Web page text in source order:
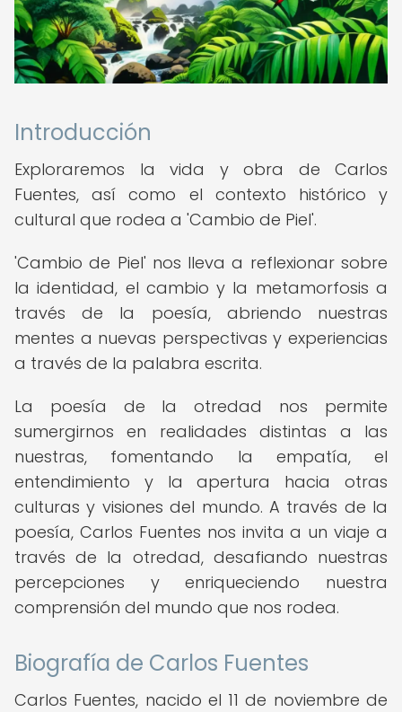
Introducción
Exploraremos la vida y obra de Carlos
Fuentes, así como el contexto histórico y
cultural que rodea a 'Cambio de Piel'.
'Cambio de Piel' nos lleva a reflexionar sobre
la identidad, el cambio y la metamorfosis a
través de la poesía, abriendo nuestras
mentes a nuevas perspectivas y experiencias
a través de la palabra escrita.
La poesía de la otredad nos permite
sumergirnos en realidades distintas a las
nuestras, fomentando la empatía, el
entendimiento y la apertura hacia otras
culturas y visiones del mundo. A través de la
poesía, Carlos Fuentes nos invita a un viaje a
través de la otredad, desafiando nuestras
percepciones y enriqueciendo nuestra
comprensión del mundo que nos rodea.
Biografía de Carlos Fuentes
Carlos Fuentes, nacido el 11 de noviembre de